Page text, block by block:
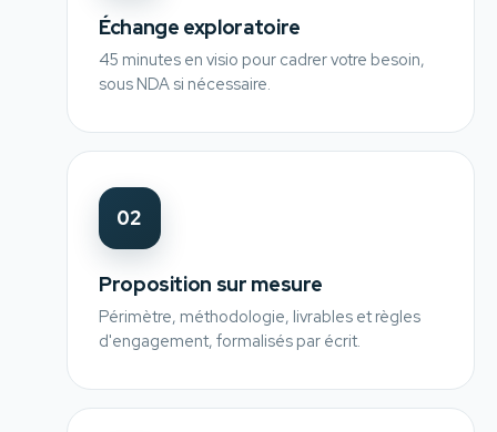
Échange exploratoire
45 minutes en visio pour cadrer votre besoin,
sous NDA si nécessaire.
02
Proposition sur mesure
Périmètre, méthodologie, livrables et règles
d'engagement, formalisés par écrit.